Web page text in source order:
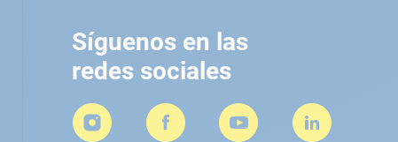
Síguenos en las
redes sociales